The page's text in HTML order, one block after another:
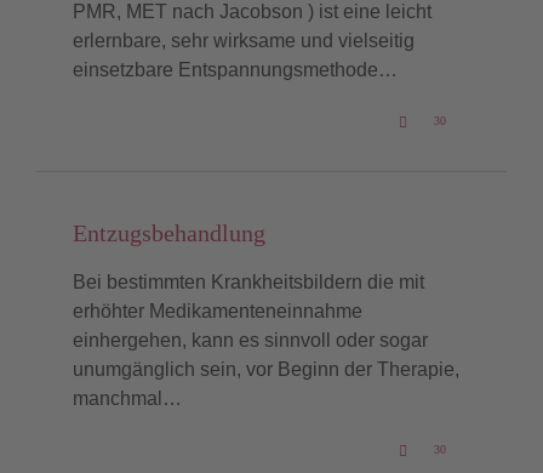
PMR, MET nach Jacobson ) ist eine leicht
erlernbare, sehr wirksame und vielseitig
einsetzbare Entspannungsmethode…

LOVE
IT
30
Entzugsbehandlung
Bei bestimmten Krankheitsbildern die mit
erhöhter Medikamenteneinnahme
einhergehen, kann es sinnvoll oder sogar
unumgänglich sein, vor Beginn der Therapie,
manchmal…

LOVE
IT
30